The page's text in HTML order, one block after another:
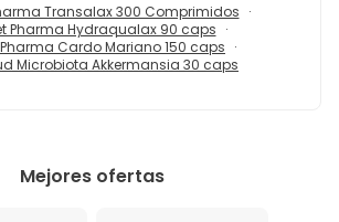
Transalax 300 Comprimidos
Pharma Hydraqualax 90 caps
Cardo Mariano 150 caps
Microbiota Akkermansia 30 caps
Mejores ofertas